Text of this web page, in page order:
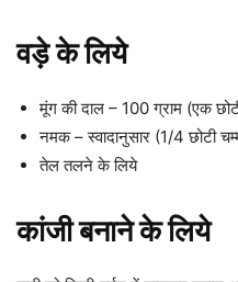
वड़े के लिये
मूंग की दाल – 100 ग्राम (एक
नमक – स्वादानुसार (1/4 छोटी
तेल तलने के लिये
कांजी बनाने के लिये